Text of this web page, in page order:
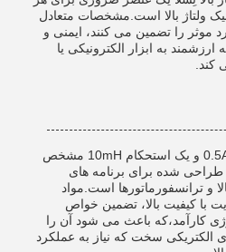
ولتاژ بالا است.مشخصات متعادل
موثر را تضمین می کنند، ایمنی و
به ابزار الکترونیکی یا
کویل ولتاژ بالا، که با جریان 0.5A و یک استحکام 10mH مشخص
شده برای برنامه های
و ترانسفورماتورها است.مواد
با کیفیت بالا، تضمین خواص
کارآمد،که باعث می شود آن را
الکتریکی سخت که نیاز به عملکرد